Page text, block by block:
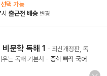
택 가능
출근전 배송 변경
문학 독해 1 - 최신개정판, 독
는 독해 기본서 - 중학 빠작 국어